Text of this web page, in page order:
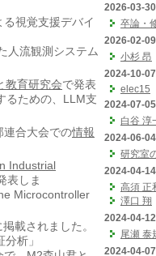
視覚支援デバイ
人流観測システム
教育研究会で発表
るための、LLM支
連合大会での情報
Industrial
表しま
Microcontroller
掲載されました。
析」
2026-03-30
卒論・
2026-02-09
小杉 昂
2024-10-07
elec15
2024-07-05
白谷 淳
2024-06-04
研究室
2024-04-14
高須 正
澤口 翔
2024-04-12
尾瀬 泰
2024-04-07